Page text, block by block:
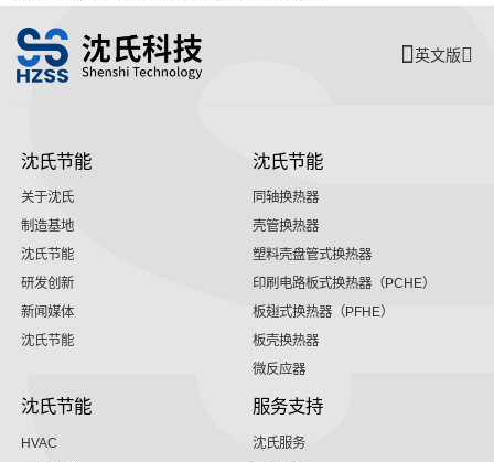
英文版
沈氏节能
关于沈氏
制造基地
沈氏节能
研发创新
新闻媒体
沈氏节能
沈氏节能
同轴换热器
壳管换热器
塑料壳盘管式换热器
印刷电路板式换热器（PCHE）
板翅式换热器（PFHE）
板壳换热器
微反应器
沈氏节能
HVAC
服务支持
沈氏服务